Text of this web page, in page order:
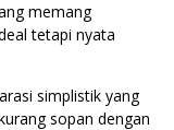
memang
tetapi nyata
simplistik yang
sopan dengan